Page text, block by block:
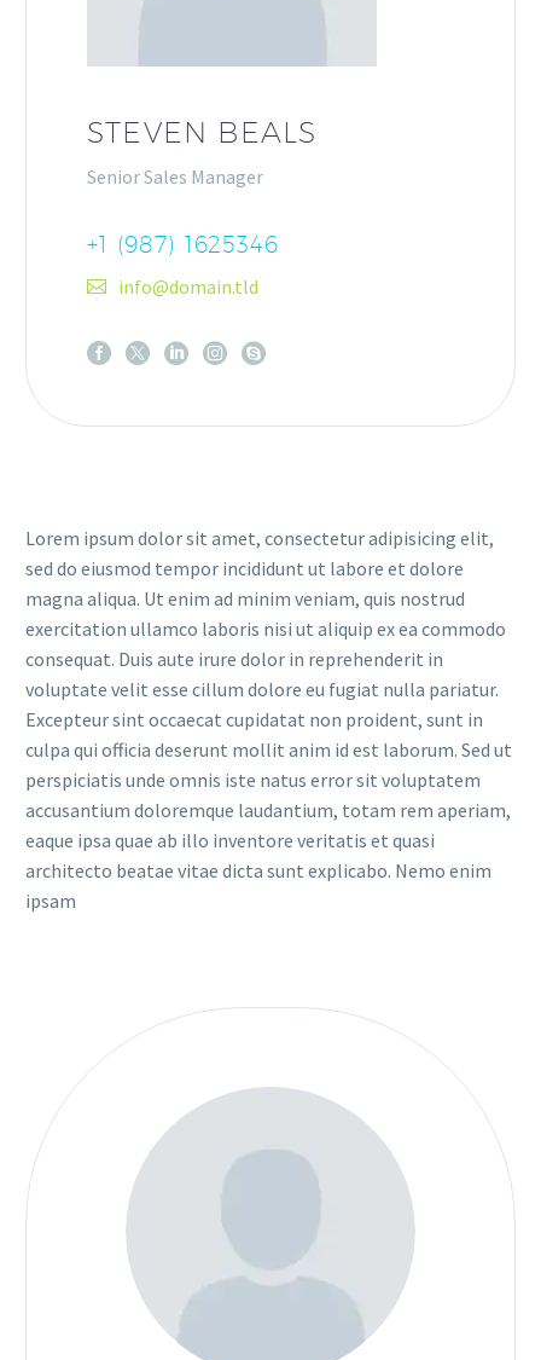
STEVEN BEALS
Senior Sales Manager
+1 (987) 1625346
info@domain.tld
Lorem ipsum dolor sit amet, consectetur adipisicing elit,
sed do eiusmod tempor incididunt ut labore et dolore
magna aliqua. Ut enim ad minim veniam, quis nostrud
exercitation ullamco laboris nisi ut aliquip ex ea commodo
consequat. Duis aute irure dolor in reprehenderit in
voluptate velit esse cillum dolore eu fugiat nulla pariatur.
Excepteur sint occaecat cupidatat non proident, sunt in
culpa qui officia deserunt mollit anim id est laborum. Sed ut
perspiciatis unde omnis iste natus error sit voluptatem
accusantium doloremque laudantium, totam rem aperiam,
eaque ipsa quae ab illo inventore veritatis et quasi
architecto beatae vitae dicta sunt explicabo. Nemo enim
ipsam